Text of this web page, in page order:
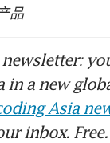
品
in a new
Asia
inbox. Free.